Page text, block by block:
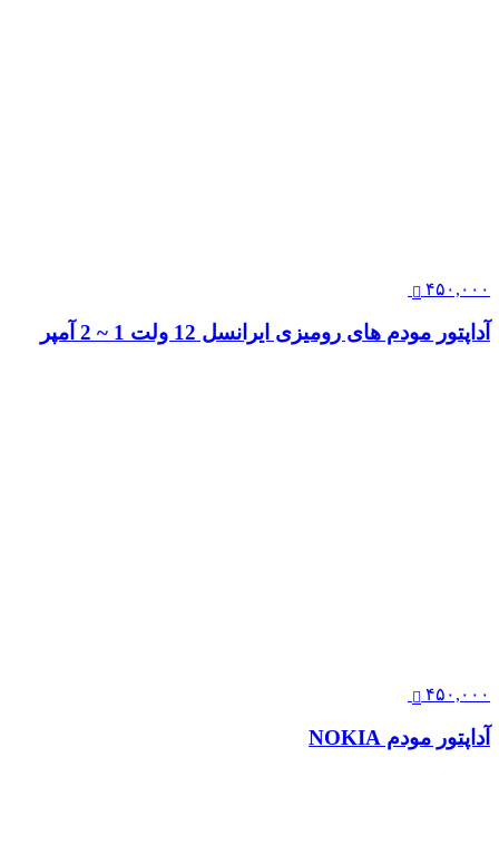
۴۵۰,۰۰۰
آداپتور مودم های رومیزی ایرانسل 12 ولت 1 ~ 2 آمپر
۴۵۰,۰۰۰
آداپتور مودم NOKIA